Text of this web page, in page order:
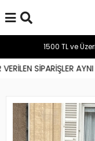
SİPARİŞLER AYNI
1500 TL ve